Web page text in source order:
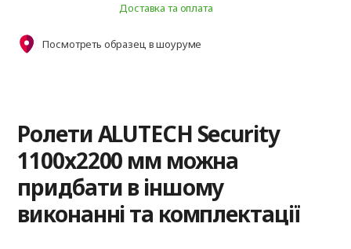
Доставка та оплата
Посмотреть образец в шоуруме
Ролети ALUTECH Security
1100x2200 мм можна
придбати в іншому
виконанні та комплектації